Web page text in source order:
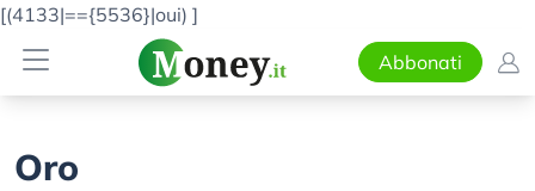
[(4133|=={5536}|oui) ]
Abbonati
Oro